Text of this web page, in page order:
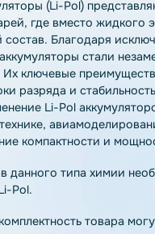
Li-Pol
для устройств
(Li-Pol)
где вместо
состав. Благодаря
аккумуляторы
Их ключевые
токи разряда и